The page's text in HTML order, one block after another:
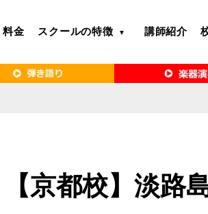
古屋・京都で「本気
）
トレ教室｜VERY MERRY MUSIC SCHOOL（ベ
料金 スクールの特徴 講師紹介
【京都校】淡路